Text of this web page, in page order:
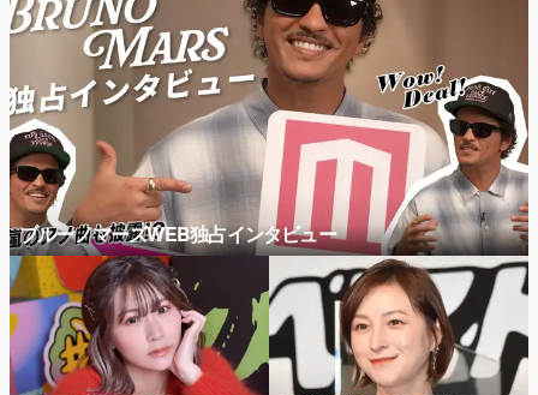
ブルーノマーズWEB独占インタビュー